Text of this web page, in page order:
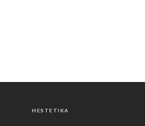
HESTETIKA